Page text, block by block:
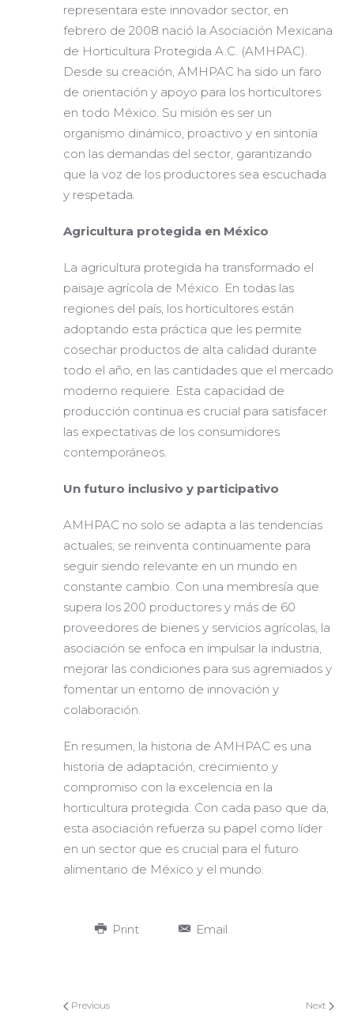
representara este innovador sector, en
febrero de 2008 nació la Asociación Mexicana
de Horticultura Protegida A.C. (AMHPAC).
Desde su creación, AMHPAC ha sido un faro
de orientación y apoyo para los horticultores
en todo México. Su misión es ser un
organismo dinámico, proactivo y en sintonía
con las demandas del sector, garantizando
que la voz de los productores sea escuchada
y respetada.
Agricultura protegida en México
La agricultura protegida ha transformado el
paisaje agrícola de México. En todas las
regiones del país, los horticultores están
adoptando esta práctica que les permite
cosechar productos de alta calidad durante
todo el año, en las cantidades que el mercado
moderno requiere. Esta capacidad de
producción continua es crucial para satisfacer
las expectativas de los consumidores
contemporáneos.
Un futuro inclusivo y participativo
AMHPAC no solo se adapta a las tendencias
actuales; se reinventa continuamente para
seguir siendo relevante en un mundo en
constante cambio. Con una membresía que
supera los 200 productores y más de 60
proveedores de bienes y servicios agrícolas, la
asociación se enfoca en impulsar la industria,
mejorar las condiciones para sus agremiados y
fomentar un entorno de innovación y
colaboración.
En resumen, la historia de AMHPAC es una
historia de adaptación, crecimiento y
compromiso con la excelencia en la
horticultura protegida. Con cada paso que da,
esta asociación refuerza su papel como líder
en un sector que es crucial para el futuro
alimentario de México y el mundo.
Print Email
Previous Next